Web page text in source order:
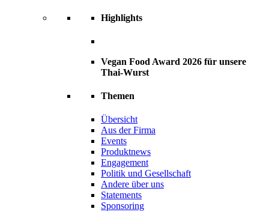
Highlights
Vegan Food Award 2026 für unsere
Thai-Wurst
Themen
Übersicht
Aus der Firma
Events
Produktnews
Engagement
Politik und Gesellschaft
Andere über uns
Statements
Sponsoring